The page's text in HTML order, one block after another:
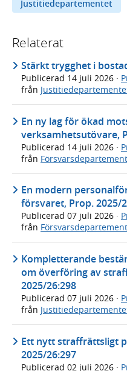
Justitiedepartementet
Relaterat
Stärkt trygghet i
Publicerad 14 juli 2026 ·
från
En ny lag för ökad
verksamhetsutövare,
Publicerad 14 juli 2026 ·
från
En modern
försvaret, Prop. 2025/
Publicerad 07 juli 2026 ·
från
Kompletterande
om överföring av
2025/26:298
Publicerad 07 juli 2026 ·
från
Ett nytt straffrättsligt
2025/26:297
Publicerad 02 juli 2026 ·